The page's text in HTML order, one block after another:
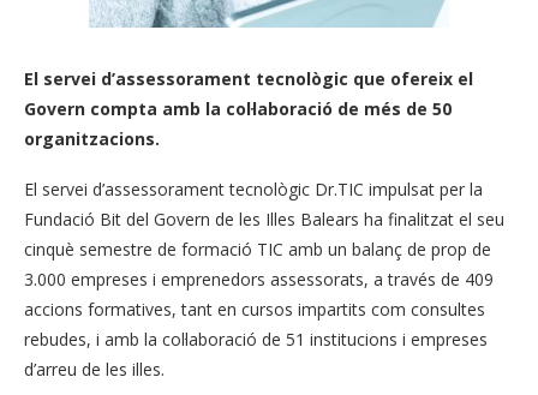
El servei d’assessorament tecnològic que ofereix el
Govern compta amb la col·laboració de més de 50
organitzacions.
El servei d’assessorament tecnològic Dr.TIC impulsat per la
Fundació Bit del Govern de les Illes Balears ha finalitzat el seu
cinquè semestre de formació TIC amb un balanç de prop de
3.000 empreses i emprenedors assessorats, a través de 409
accions formatives, tant en cursos impartits com consultes
rebudes, i amb la col·laboració de 51 institucions i empreses
d’arreu de les illes.